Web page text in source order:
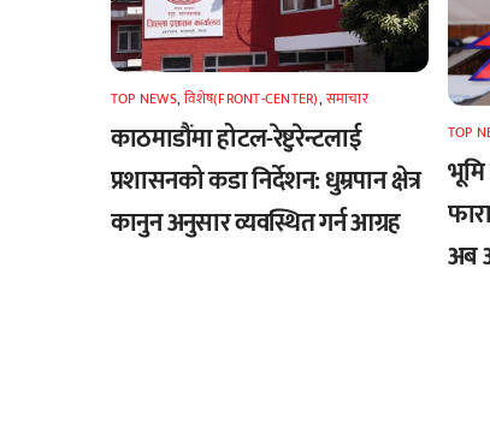
TOP NEWS,विशेष(FRONT-CENTER),समाचार
काठमाडौंमा होटल-रेष्टुरेन्टलाई
प्रशासनको कडा निर्देशन: धुम्रपान क्षेत्र
कानुन अनुसार व्यवस्थित गर्न आग्रह
TOP
अब